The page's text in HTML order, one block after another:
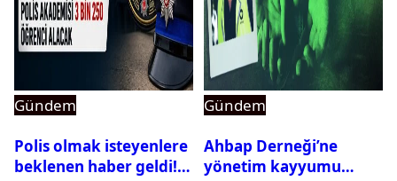
Gündem
Polis olmak isteyenlere
beklenen haber geldi!
Gündem
Ahbap Derneği’ne
yönetim kayyumu